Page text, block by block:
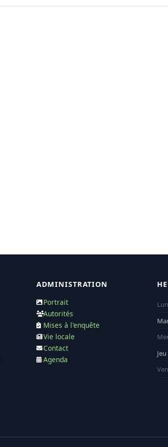
ADMINISTRATION
Portrait
Autorités
Mises à l'enquête
Vie locale
Contact
Agenda
Lun
Jeu